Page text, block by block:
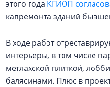
этого года КГИОП
капремонта зданий
В ходе работ
интерьеры, в том числе
метлахской плиткой,
балясинами. Плюс в